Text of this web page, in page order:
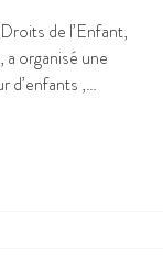
de l’Enfant,
organisé une
d’enfants ,